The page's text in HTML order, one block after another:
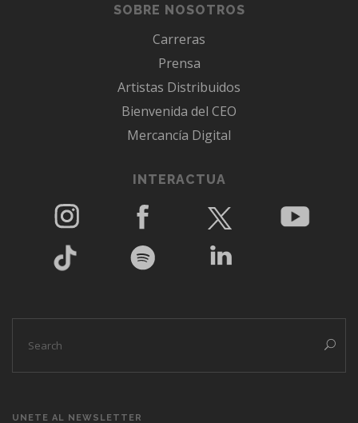
SOBRE NOSOTROS
Carreras
Prensa
Artistas Distribuidos
Bienvenida del CEO
Mercancía Digital
INTERACTUA
UNETE AL NEWSLETTER